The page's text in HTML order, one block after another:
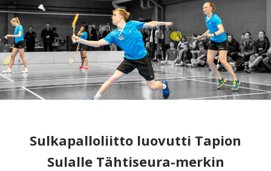
Sulkapalloliitto luovutti Tapion
Sulalle Tähtiseura-merkin